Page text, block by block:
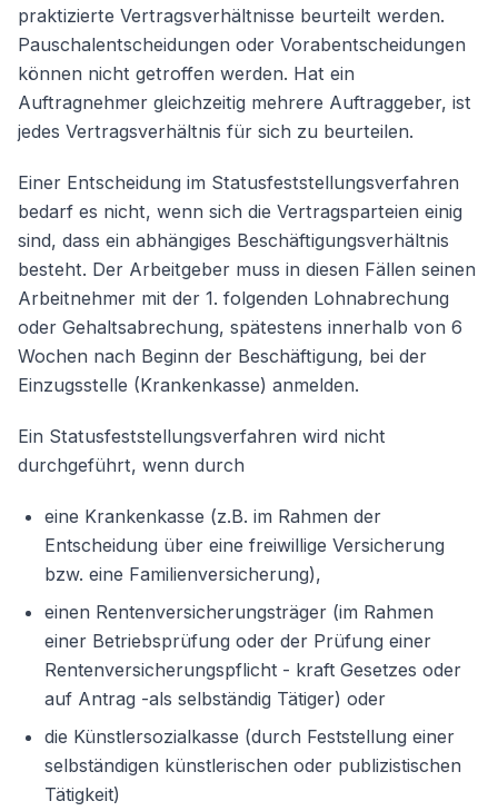
praktizierte Vertragsverhältnisse beurteilt werden.
Pauschalentscheidungen oder Vorabentscheidungen
können nicht getroffen werden. Hat ein
Auftragnehmer gleichzeitig mehrere Auftraggeber, ist
jedes Vertragsverhältnis für sich zu beurteilen.
Einer Entscheidung im Statusfeststellungsverfahren
bedarf es nicht, wenn sich die Vertragsparteien einig
sind, dass ein abhängiges Beschäftigungsverhältnis
besteht. Der Arbeitgeber muss in diesen Fällen seinen
Arbeitnehmer mit der 1. folgenden Lohnabrechung
oder Gehaltsabrechung, spätestens innerhalb von 6
Wochen nach Beginn der Beschäftigung, bei der
Einzugsstelle (Krankenkasse) anmelden.
Ein Statusfeststellungsverfahren wird nicht
durchgeführt, wenn durch
eine Krankenkasse (z.B. im Rahmen der
Entscheidung über eine freiwillige Versicherung
bzw. eine Familienversicherung),
einen Rentenversicherungsträger (im Rahmen
einer Betriebsprüfung oder der Prüfung einer
Rentenversicherungspflicht - kraft Gesetzes oder
auf Antrag -als selbständig Tätiger) oder
die Künstlersozialkasse (durch Feststellung einer
selbständigen künstlerischen oder publizistischen
Tätigkeit)